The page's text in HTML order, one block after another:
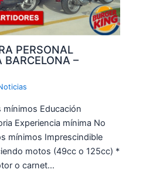
PERSONAL
BARCELONA –
mínimos Educación
Experiencia mínima No
mínimos Imprescindible
motos (49cc o 125cc) *
o carnet…